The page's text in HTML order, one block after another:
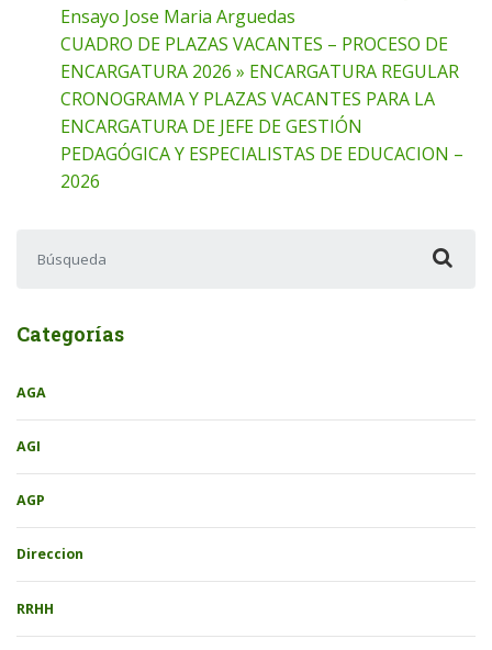
Ensayo Jose Maria Arguedas
CUADRO DE PLAZAS VACANTES – PROCESO DE
ENCARGATURA 2026 » ENCARGATURA REGULAR
CRONOGRAMA Y PLAZAS VACANTES PARA LA
ENCARGATURA DE JEFE DE GESTIÓN
PEDAGÓGICA Y ESPECIALISTAS DE EDUCACION –
2026
Categorías
AGA
AGI
AGP
Direccion
RRHH